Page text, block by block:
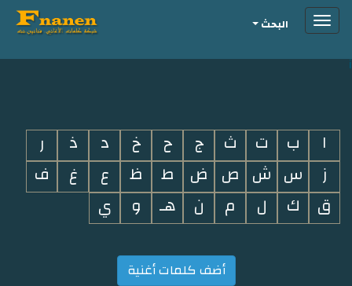
i
Toggleالبحث
ا ب ت ث ج ح خ د ذ
ر
ز
س ش ص ض ط ظ ع غ
ف
ق
ك ل م ن هـ و ي
أضف كلمات أغنية